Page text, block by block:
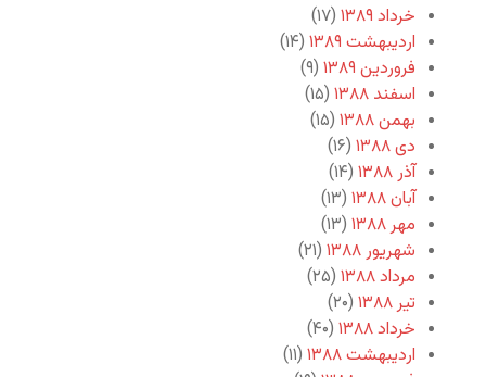
خرداد ۱۳۸۹
(۱۷)
اردیبهشت ۱۳۸۹
(۱۴)
فروردین ۱۳۸۹
(۹)
اسفند ۱۳۸۸
(۱۵)
بهمن ۱۳۸۸
(۱۵)
دی ۱۳۸۸
(۱۶)
آذر ۱۳۸۸
(۱۴)
آبان ۱۳۸۸
(۱۳)
مهر ۱۳۸۸
(۱۳)
شهریور ۱۳۸۸
(۲۱)
مرداد ۱۳۸۸
(۲۵)
تیر ۱۳۸۸
(۲۰)
خرداد ۱۳۸۸
(۴۰)
اردیبهشت ۱۳۸۸
(۱۱)